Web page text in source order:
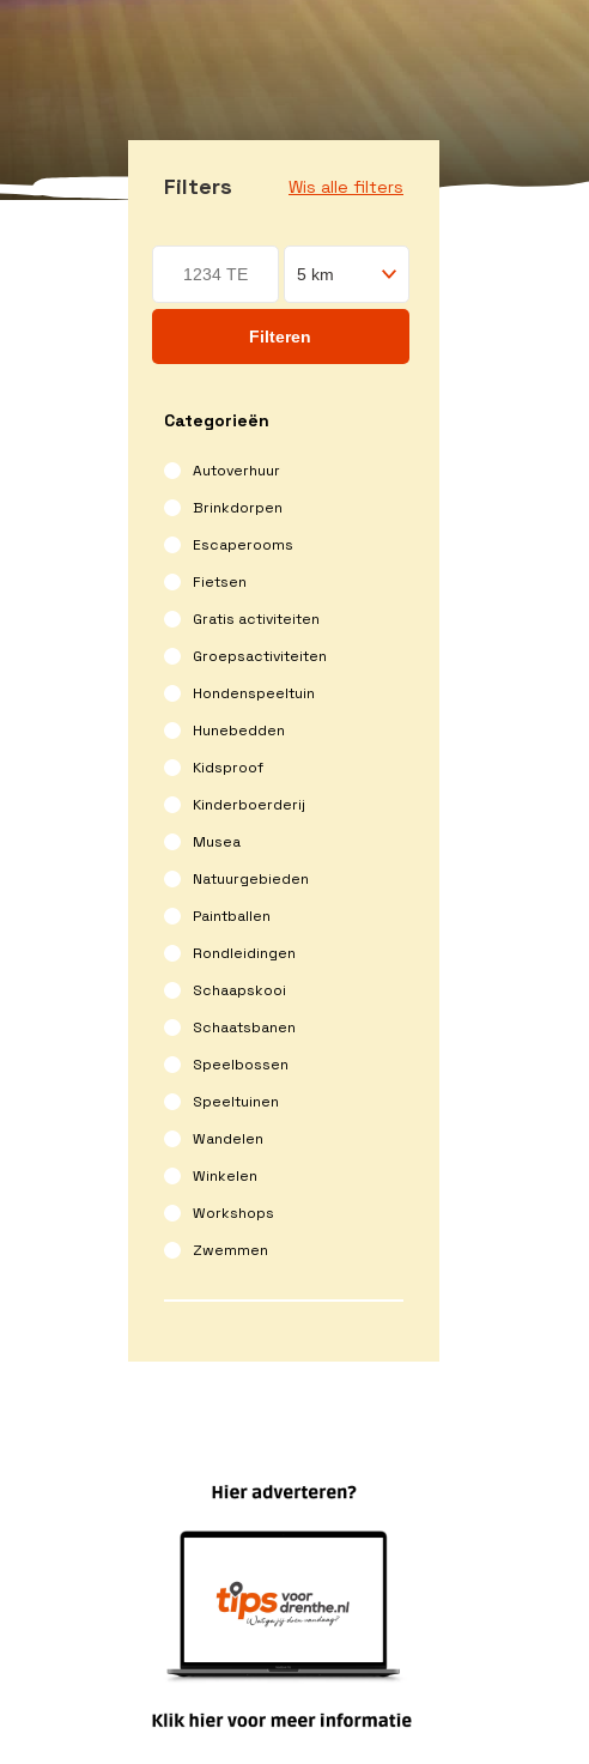
Filters Wis alle filters
Filteren
Categorieën
Autoverhuur
Brinkdorpen
Escaperooms
Fietsen
Gratis activiteiten
Groepsactiviteiten
Hondenspeeltuin
Hunebedden
Kidsproof
Kinderboerderij
Musea
Natuurgebieden
Paintballen
Rondleidingen
Schaapskooi
Schaatsbanen
Speelbossen
Speeltuinen
Wandelen
Winkelen
Workshops
Zwemmen